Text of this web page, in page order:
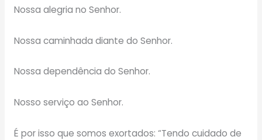
Nossa alegria no Senhor.
Nossa caminhada diante do Senhor.
Nossa dependência do Senhor.
Nosso serviço ao Senhor.
É por isso que somos exortados: “Tendo cuidado de